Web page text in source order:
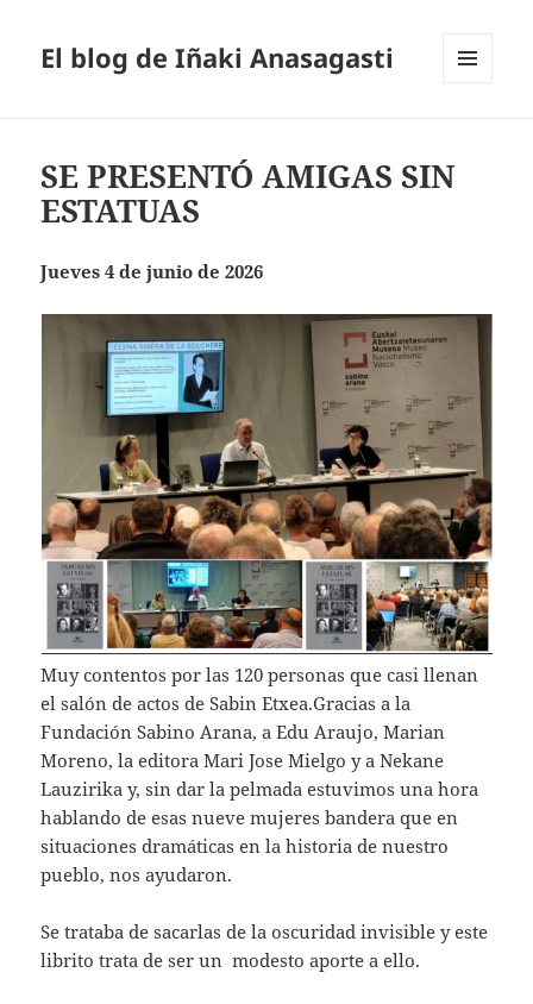
El blog de Iñaki Anasagasti
SE PRESENTÓ AMIGAS SIN
ESTATUAS
Jueves 4 de junio de 2026
Muy contentos por las 120 personas que casi llenan
el salón de actos de Sabin Etxea.Gracias a la
Fundación Sabino Arana, a Edu Araujo, Marian
Moreno, la editora Mari Jose Mielgo y a Nekane
Lauzirika y, sin dar la pelmada estuvimos una hora
hablando de esas nueve mujeres bandera que en
situaciones dramáticas en la historia de nuestro
pueblo, nos ayudaron.
Se trataba de sacarlas de la oscuridad invisible y este
librito trata de ser un modesto aporte a ello.